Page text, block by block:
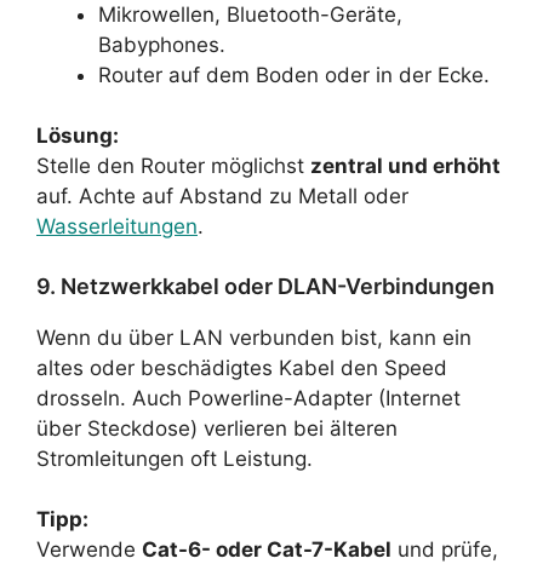
Mikrowellen, Bluetooth-Geräte,
Babyphones.
Router auf dem Boden oder in der Ecke.
Lösung:
Stelle den Router möglichst zentral und erhöht
auf. Achte auf Abstand zu Metall oder
Wasserleitungen.
9. Netzwerkkabel oder DLAN-Verbindungen
Wenn du über LAN verbunden bist, kann ein
altes oder beschädigtes Kabel den Speed
drosseln. Auch Powerline-Adapter (Internet
über Steckdose) verlieren bei älteren
Stromleitungen oft Leistung.
Tipp:
Verwende Cat-6- oder Cat-7-Kabel und prüfe,